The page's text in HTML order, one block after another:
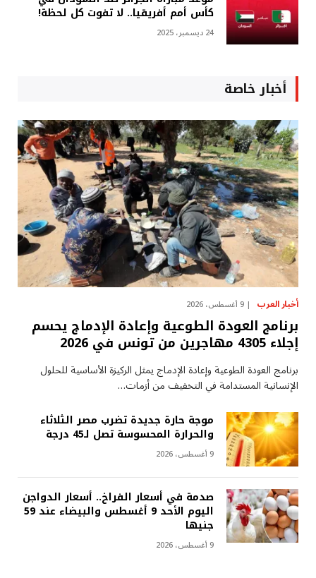
كأس أمم أفريقيا.. لا تفوت كل لحظة!
24 ديسمبر، 2025
أخبار خاصة
أخبار العرب 9 أغسطس، 2026
برنامج العودة الطوعية وإعادة الإدماج يحسم
إجلاء 4305 مهاجرين من تونس في 2026
برنامج العودة الطوعية وإعادة الإدماج يمثل الركيزة الأساسية للحلول
الإنسانية المستدامة في التخفيف من أزمات…
موجة حارة جديدة تضرب مصر الثلاثاء
والحرارة المحسوسة تصل لـ45 درجة
9 أغسطس، 2026
صدمة في أسعار الفراخ.. أسعار الدواجن
اليوم الأحد 9 أغسطس والبيضاء عند 59
جنيها
9 أغسطس، 2026